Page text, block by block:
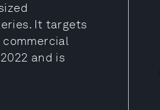
It targets
and is